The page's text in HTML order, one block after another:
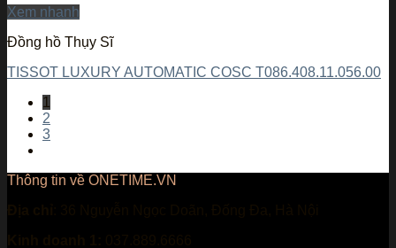
Xem nhanh
Đồng hồ Thụy Sĩ
TISSOT LUXURY AUTOMATIC COSC T086.408.11.056.00
1
2
3
Thông tin về ONETIME.VN